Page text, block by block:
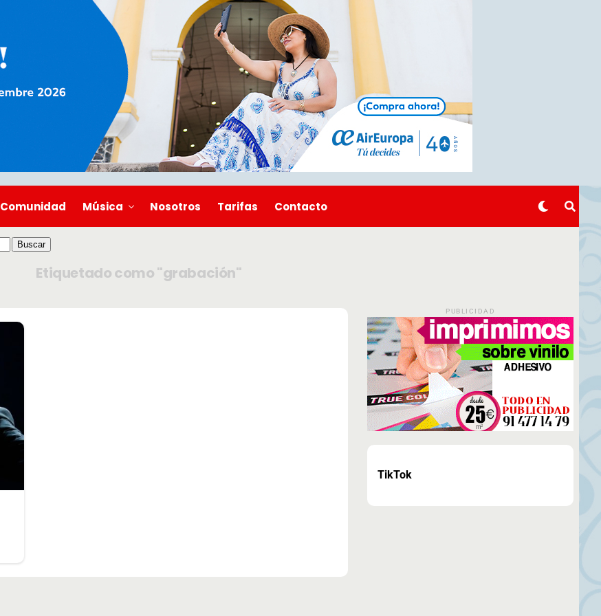
Comunidad Música Nosotros Tarifas Contacto
Etiquetado como "grabación"
PUBLICIDAD
TikTok